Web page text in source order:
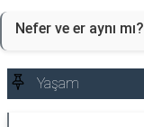
Nefer ve er aynı mı?
Yaşam